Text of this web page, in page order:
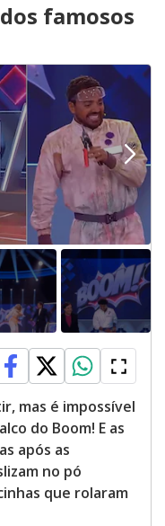
famosos
mas é impossível
do Boom! E as
após as
no pó
que rolaram